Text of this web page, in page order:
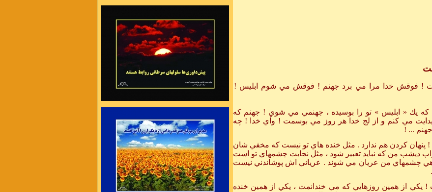
برای موفق شدن هزار راه نرفته وجود دارد
برای حل مشکلات و گرفتاریها یک راه اساسی بیشتر نداریم
دانائی مان را بیشتر کنیم تا به توانائی برسیم
دست از طلب ندارم تا کام من بر آید
یا تن رسد به جانان یا جان ز تن بر آید
! فوقش خدا مرا مي برد جهنم ! فوقش مي شوم ابليس !
كه يك « ابليس » تو را بوسيده ، جهنمي مي شوي ! جهنم كه
مي كنم و از لج خدا هر روز مي بوسمت ! واي خدا ! چه
... !
كردن هم ندارد . مثل خندههاي تو نيست كه مخفي شان
ديشب من كه نبايد تعبير شود ، مثل نجابت چشمهاي تو است
چشمهاي من عريان مي شوند . عرياني اش پوشاندني نيست
از همين روزهايي كه مي خندانمت ، يكي از همين خنده